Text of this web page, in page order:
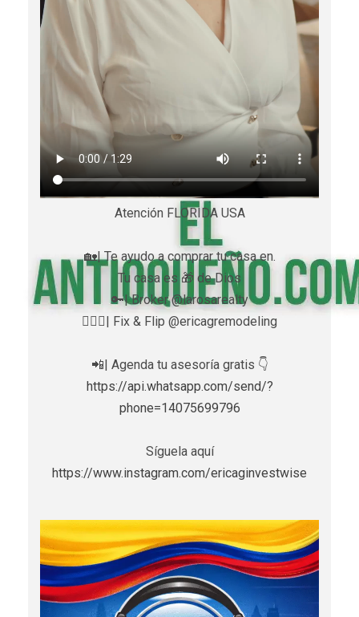
Atención FLORIDA USA
🏡| Te ayudo a comprar tu casa en.
Tu casa es 🎁 de Dios
🔑| Broker @larosarealty
👷🏼‍♀️| Fix & Flip @ericagremodeling
📲| Agenda tu asesoría gratis 👇
https://api.whatsapp.com/send/?
phone=14075699796
Síguela aquí
https://www.instagram.com/ericaginvestwise